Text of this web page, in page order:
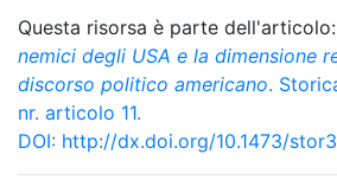
Questa risorsa è parte dell'articolo:
nemici degli USA e la dimensione
discorso politico americano.
nr. articolo 11.
DOI: http://dx.doi.org/10.1473/